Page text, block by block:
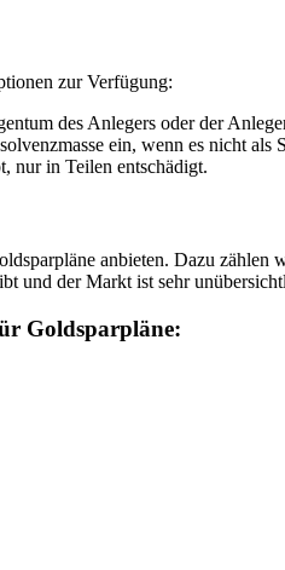
zur Verfügung:
des Anlegers oder der
ein, wenn es nicht
nur in Teilen entschädigt.
anbieten. Dazu
und der Markt ist sehr
Goldsparpläne: